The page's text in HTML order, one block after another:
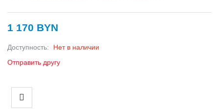
1 170 BYN
Доступность:
Нет в наличии
Отправить другу